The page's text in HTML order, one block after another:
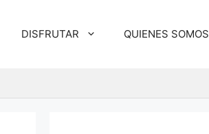
DISFRUTAR QUIENES SOMOS